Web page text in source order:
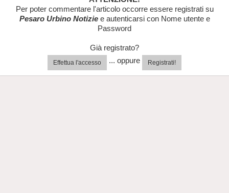
Per poter commentare l'articolo occorre essere registrati su
Pesaro Urbino Notiziee autenticarsi con Nome utente e
Password
Già registrato?
Effettua l'accesso ... oppure Registrati!